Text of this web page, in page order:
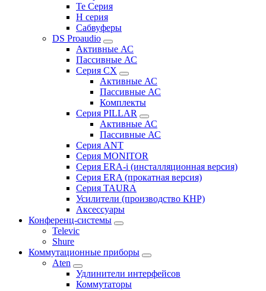
Te Серия
H серия
Сабвуферы
DS Proaudio
Активные АС
Пассивные АС
Серия CX
Активные АС
Пассивные АС
Комплекты
Серия PILLAR
Активные АС
Пассивные АС
Серия ANT
Серия MONITOR
Серия ERA-i (инсталляционная версия)
Серия ERA (прокатная версия)
Серия TAURA
Усилители (производство КНР)
Аксессуары
Конференц-системы
Televic
Shure
Коммутационные приборы
Aten
Удлинители интерфейсов
Коммутаторы